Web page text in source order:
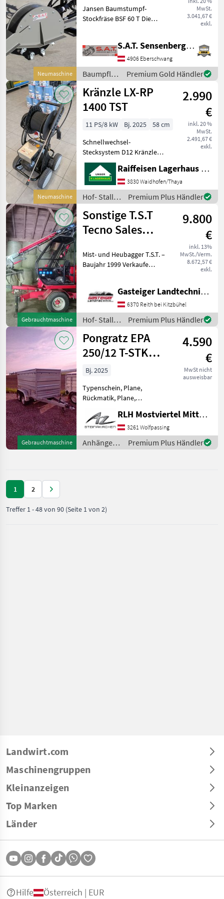
Neumaschine
Stockfräse-NEU
MwSt.
3.041,67 €
exkl.
Jansen Baumstumpf-
Stockfräse BSF 60 T Die
Traktor konstruiert und
wird über die Zapfwelle
(inklusive) angetrieben
S.A.T. Sensenberger Agrar-Technik
4906 Eberschwang
Baumpflege
/ Sonstige
Premium Gold Händler
Neumaschine
Kränzle LX-RP
1400 TST
2.990
€
inkl. 20 %
MwSt.
2.491,67 €
exkl.
11 PS/8 kW Bj. 2025
58 cm
Schnellwechsel-
Stecksystem D12 Kränzle
Reihenpumpe Stufenlose
Druckregulierung
Arbeitsdruck 30-170 bar
Wasserleistung 1400 l/h
Motordrehzahl 1400 U/min
Anschlu
Raiffeisen Lagerhaus Waidhofen/Thaya
3830 Waidhofen/Thaya
Hof- Stall-
und
Weidetechnik
/ Kränzle
Premium Plus Händler
Gebrauchtmaschine
Sonstige T.S.T
Tecno Sales
9.800
€
inkl. 13%
MwSt./Verm.
8.672,57 €
exkl.
Mist- und Heubagger T.S.T. –
Baujahr 1999 Verkaufe
1999. 2-fach-Teleskop
Hydraulische
Schopeinrichtung El
Gasteiger Landtechnik GmbH
6370 Reith bei Kitzbühel
Hof- Stall-
und
Weidetechnik
/ Sonstige
Premium Plus Händler
Gebrauchtmaschine
Pongratz EPA
250/12 T-STK
2600KG
4.590
€
MwSt nicht
ausweisbar
Bj. 2025
Typenschein, Plane,
Rückmatik, Plane,
AUSSTATTUNG: INKL.
800MM AUFSATZWÄNDE
INKL. PLANE
ERSTZULASSUNG
RLH Mostviertel Mitte - Standort Steinakirchen
3261 Wolfpassing
Anhänger /
Pongratz
Premium Plus Händler
1 2
Treffer 1-48von 90 (Seite 1 von 2)
Landwirt.com
Maschinengruppen
Kleinanzeigen
Top Marken
Länder
Hilfe Österreich | EUR